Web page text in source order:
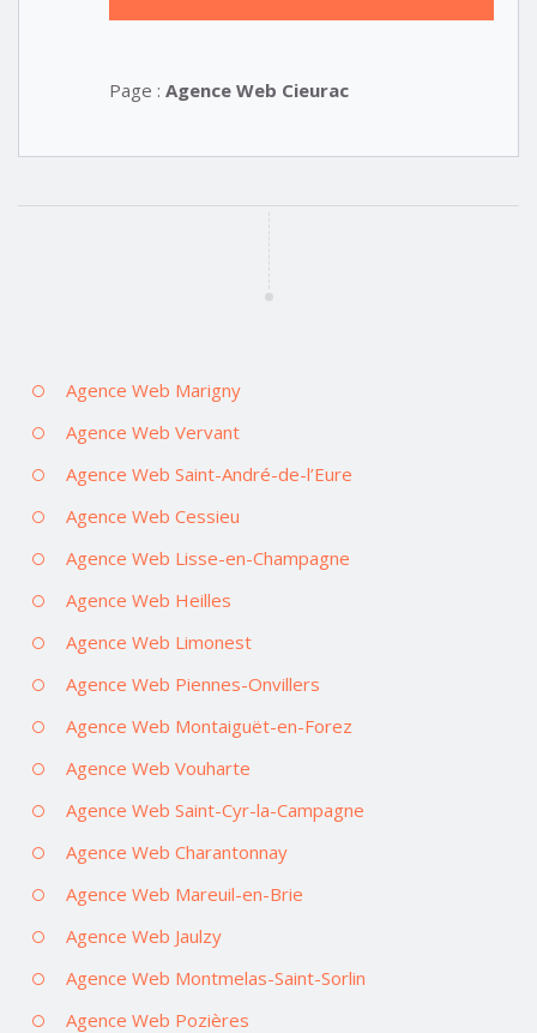
Page : Agence Web Cieurac
Agence Web Marigny
Agence Web Vervant
Agence Web Saint-André-de-l’Eure
Agence Web Cessieu
Agence Web Lisse-en-Champagne
Agence Web Heilles
Agence Web Limonest
Agence Web Piennes-Onvillers
Agence Web Montaiguët-en-Forez
Agence Web Vouharte
Agence Web Saint-Cyr-la-Campagne
Agence Web Charantonnay
Agence Web Mareuil-en-Brie
Agence Web Jaulzy
Agence Web Montmelas-Saint-Sorlin
Agence Web Pozières